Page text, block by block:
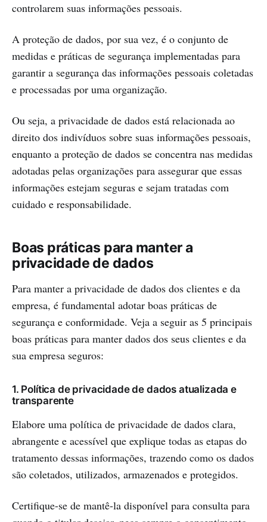
controlarem suas informações pessoais.
A proteção de dados, por sua vez, é o conjunto de
medidas e práticas de segurança implementadas para
garantir a segurança das informações pessoais coletadas
e processadas por uma organização.
Ou seja, a privacidade de dados está relacionada ao
direito dos indivíduos sobre suas informações pessoais,
enquanto a proteção de dados se concentra nas medidas
adotadas pelas organizações para assegurar que essas
informações estejam seguras e sejam tratadas com
cuidado e responsabilidade.
Boas práticas para manter a
privacidade de dados
Para manter a privacidade de dados dos clientes e da
empresa, é fundamental adotar boas práticas de
segurança e conformidade. Veja a seguir as 5 principais
boas práticas para manter dados dos seus clientes e da
sua empresa seguros:
1. Política de privacidade de dados atualizada e
transparente
Elabore uma política de privacidade de dados clara,
abrangente e acessível que explique todas as etapas do
tratamento dessas informações, trazendo como os dados
são coletados, utilizados, armazenados e protegidos.
Certifique-se de mantê-la disponível para consulta para